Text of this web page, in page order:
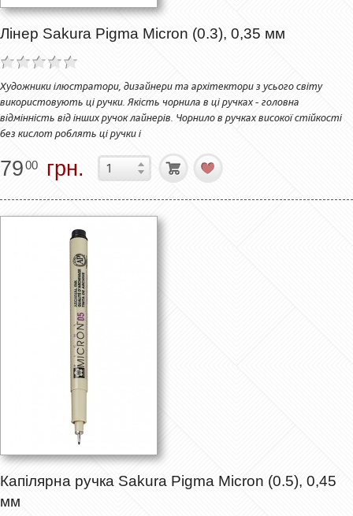
Лінер Sakura Pigma Micron (0.3), 0,35 мм
Художники ілюстратори, дизайнери та архітектори з усього світу
використовують ці ручки. Якість чорнила в ці ручках - головна
відмінність від інших ручок лайнерів. Чорнило в ручках високої стійкості
без кислот роблять ці ручки і
7900 грн.
Капілярна ручка Sakura Pigma Micron (0.5), 0,45
мм